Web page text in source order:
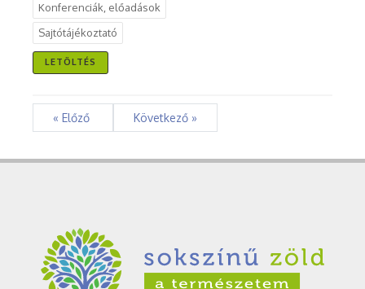
Konferenciák, előadások
Sajtótájékoztató
LETÖLTÉS
« Előző Következő »